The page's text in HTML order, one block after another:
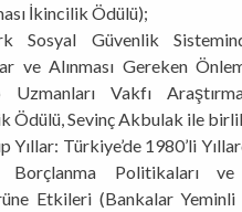
İkincilik Ödülü);
Sosyal Güvenlik
ve Alınması Gereken
Uzmanları Vakfı
Ödülü, Sevinç Akbulak ile
Yıllar: Türkiye’de 1980’li
Borçlanma Politikaları ve
Etkileri (Bankalar Yeminli